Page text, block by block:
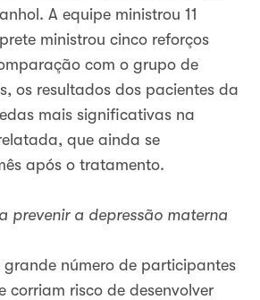
A equipe ministrou 11
ministrou cinco reforços
com o grupo de
os resultados dos pacientes da
mais significativas na
que ainda se
após o tratamento.
prevenir a depressão materna
grande número de participantes
corriam risco de desenvolver